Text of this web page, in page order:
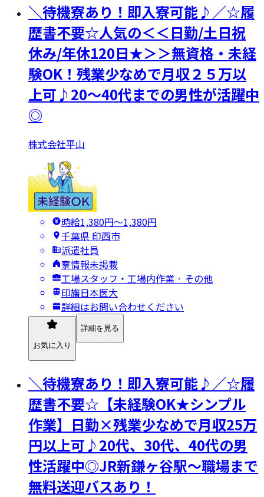
＼待機寮あり！即入寮可能♪／☆履
歴書不要☆人気の＜＜日勤/土日祝
休み/年休120日★＞＞無資格・未経
験OK！残業少なめで月収２５万以
上可♪20～40代までの男性が活躍中
◎
株式会社平山
時給1,380円〜1,380円
千葉県 印西市
派遣社員
寮情報未掲載
工場スタッフ・工場内作業 · その他
印旛日本医大
詳細はお問い合わせください
お気に入り
詳細を見る
＼待機寮あり！即入寮可能♪／☆履
歴書不要☆【未経験OK★シンプル
作業】日勤×残業少なめで月収25万
円以上可♪20代、30代、40代の男
性活躍中◎JR新鎌ヶ谷駅～職場まで
無料送迎バスあり！